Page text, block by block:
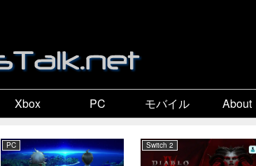
Xbox PC モバイル About
PC Switch 2